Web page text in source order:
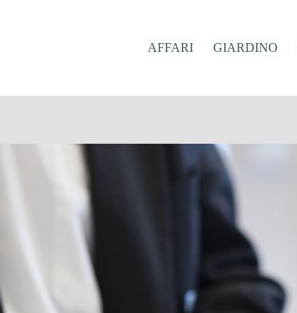
AFFARI GIARDINO